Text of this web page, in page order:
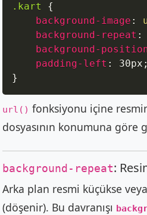
.kart
{
background-image :
background-repeat :
background-
padding-left : 30px ;
}
url() fonksiyonu içine
dosyasının konumuna
background-repeat:
Arka plan resmi küçükse
(döşenir). Bu davranışı